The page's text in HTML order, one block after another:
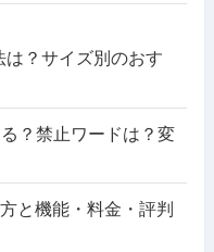
は？サイズ別のおす
？禁止ワードは？変
と機能・料金・評判